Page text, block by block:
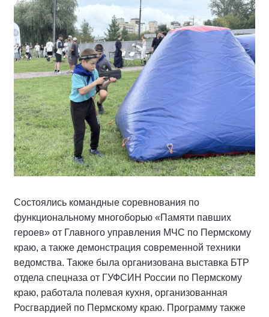
Состоялись командные соревнования по
функциональному многоборью «Памяти павших
героев» от Главного управления МЧС по Пермскому
краю, а также демонстрация современной техники
ведомства. Также была организована выставка БТР
отдела спецназа от ГУФСИН России по Пермскому
краю, работала полевая кухня, организованная
Росгвардией по Пермскому краю. Программу также